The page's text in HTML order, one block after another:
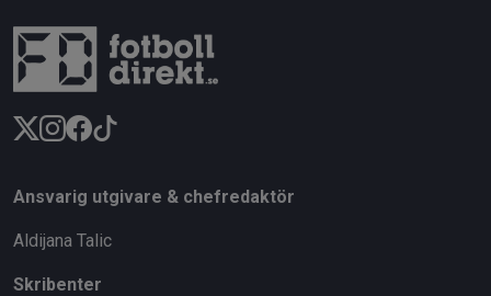
Ansvarig utgivare & chefredaktör
Aldijana Talic
Skribenter